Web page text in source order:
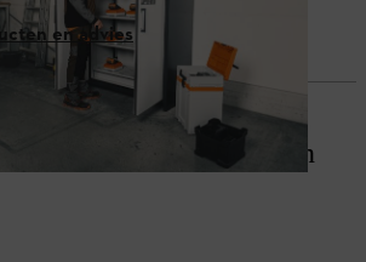
en advies
laadkast:
twee formaten